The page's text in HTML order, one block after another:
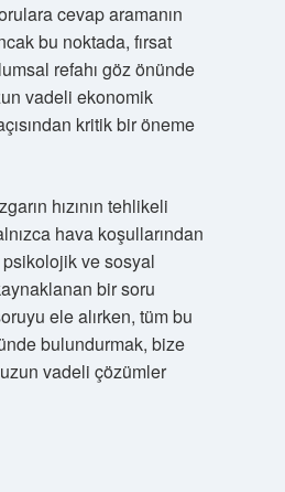
cevap aramanın
bu noktada, fırsat
refahı göz önünde
vadeli ekonomik
kritik bir öneme
hızının tehlikeli
hava koşullarından
ve sosyal
bir soru
ele alırken, tüm bu
bulundurmak, bize
vadeli çözümler